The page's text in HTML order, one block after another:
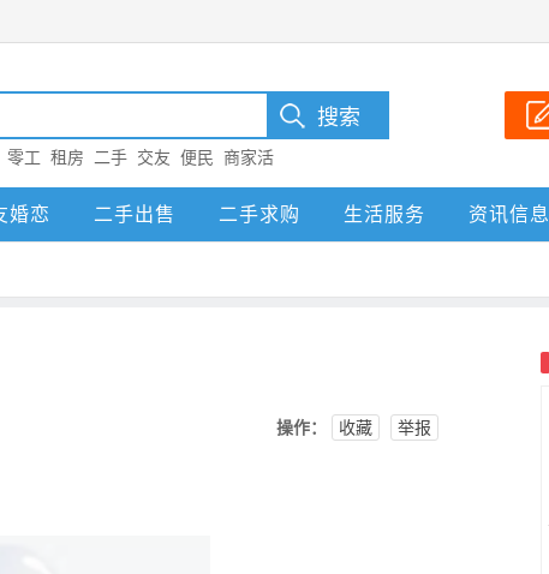
零工 租房 二手 交友 便民
商家活
婚恋 二手出售 二手求购 生活服务 资讯信息
操作： 收藏 举报